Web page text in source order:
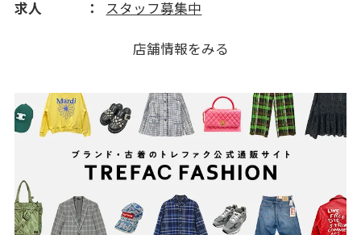
求人
スタッフ募集中
店舗情報をみる